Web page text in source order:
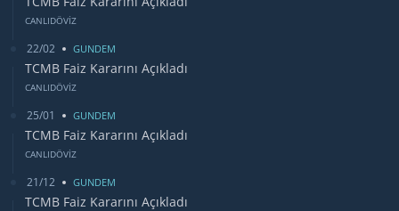
CANLIDÖVİZ
22/02 GUNDEM
TCMB Faiz Kararını Açıkladı
CANLIDÖVİZ
25/01 GUNDEM
TCMB Faiz Kararını Açıkladı
CANLIDÖVİZ
21/12 GUNDEM
TCMB Faiz Kararını Açıkladı